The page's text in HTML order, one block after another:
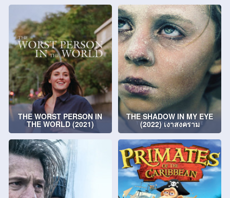
THE WORST PERSON IN
THE WORLD (2021)
THE SHADOW IN MY EYE
(2022) เงาสงคราม